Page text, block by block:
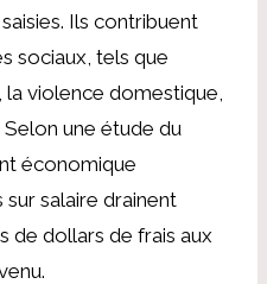
Ils contribuent
sociaux, tels que
violence domestique,
une étude du
économique
salaire drainent
de dollars de frais aux